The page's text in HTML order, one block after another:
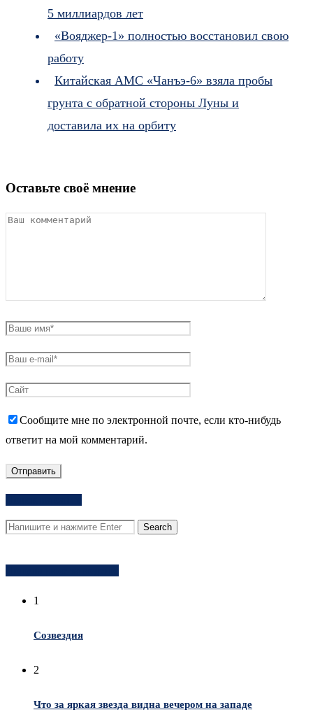
5 миллиардов лет
«Вояджер-1» полностью восстановил свою
работу
Китайская АМС «Чанъэ-6» взяла пробы
грунта с обратной стороны Луны и
доставила их на орбиту
Оставьте своё мнение
Сообщите мне по электронной почте, если кто-нибудь
ответит на мой комментарий.
1
Созвездия
2
Что за яркая звезда видна вечером на западе